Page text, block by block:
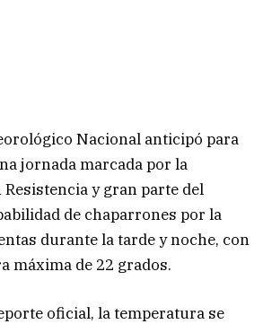
Nacional anticipó para
jornada marcada por la
y gran parte del
de chaparrones por la
durante la tarde y noche, con
máxima de 22 grados.
oficial, la temperatura se